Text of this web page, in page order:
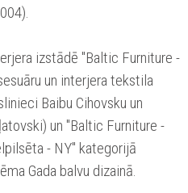
izstādē "Baltic Furniture -
un interjera tekstila
Baibu Cihovsku un
un "Baltic Furniture -
- NY" kategorijā
Gada balvu dizainā.